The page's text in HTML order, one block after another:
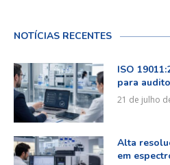
NOTÍCIAS RECENTES
ISO
para
21 de julho
Alta
em